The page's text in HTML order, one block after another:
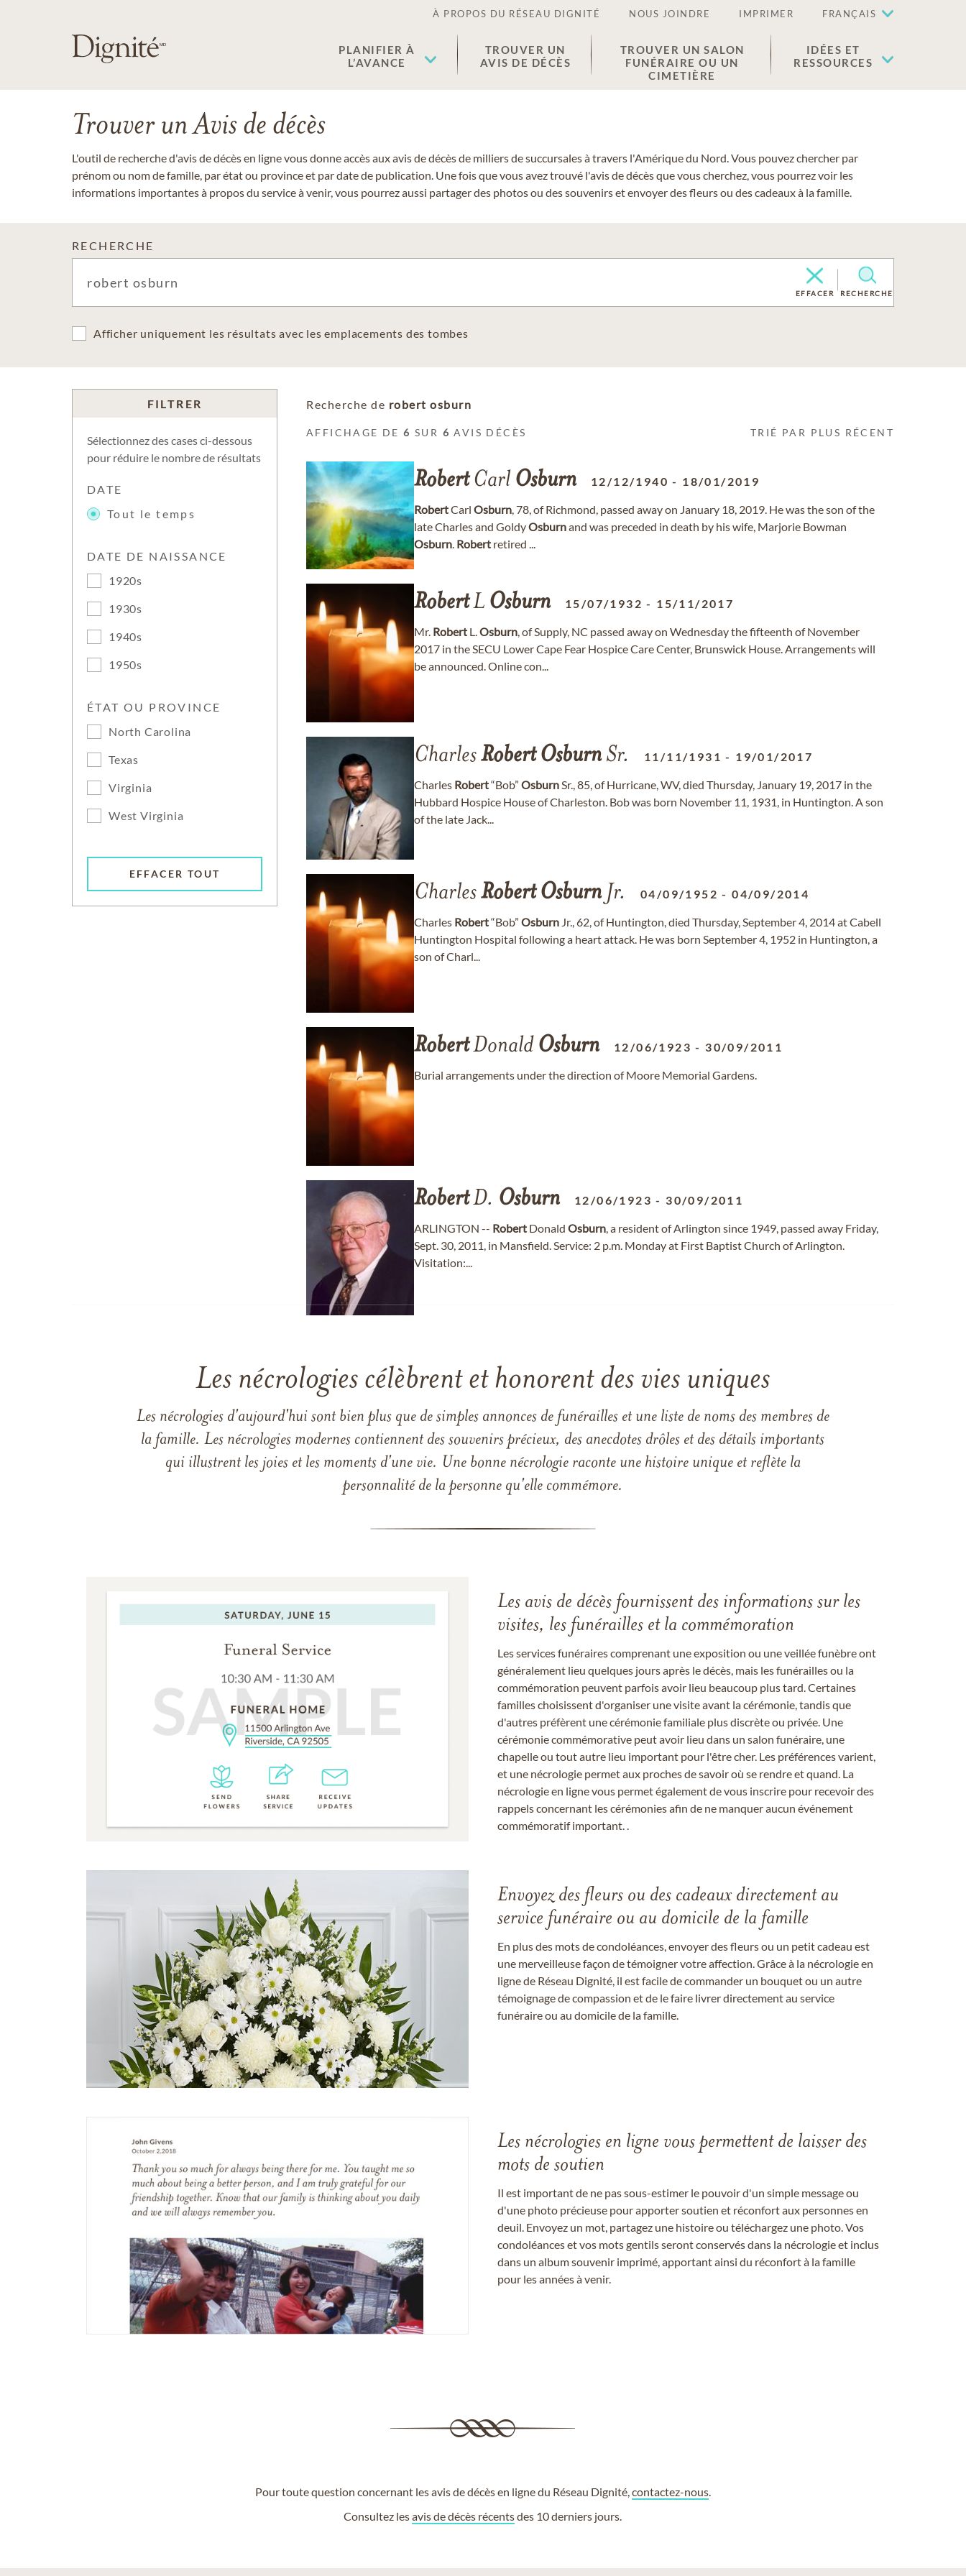
À PROPOS DU RÉSEAU DIGNITÉ NOUS JOINDRE IMPRIMER FRANÇAIS
PLANIFIER À
L’AVANCE
TROUVER UN
AVIS DE DÉCÈS
TROUVER UN SALON
FUNÉRAIRE OU UN
CIMETIÈRE
IDÉES ET
RESSOURCES
Trouver un Avis de décès
L'outil de recherche d'avis de décès en ligne vous donne accès aux avis de décès de milliers de succursales à travers l'Amérique du Nord. Vous pouvez chercher par
prénom ou nom de famille, par état ou province et par date de publication. Une fois que vous avez trouvé l'avis de décès que vous cherchez, vous pourrez voir les
informations importantes à propos du service à venir, vous pourrez aussi partager des photos ou des souvenirs et envoyer des fleurs ou des cadeaux à la famille.
RECHERCHE
EFFACER RECHERCHE
Afficher uniquement les résultats avec les emplacements des tombes
FILTRER
Sélectionnez des cases ci-dessous
pour réduire le nombre de résultats
DATE
Tout le temps
DATE DE NAISSANCE
1920s
1930s
1940s
1950s
ÉTAT OU PROVINCE
North Carolina
Texas
Virginia
West Virginia
EFFACER TOUT
Recherche de robert osburn
AFFICHAGE DE6 SUR 6 AVIS DÉCÈS TRIÉ PAR PLUS RÉCENT
RobertCarl Osburn 12/12/1940 - 18/01/2019
RobertCarl Osburn, 78, of Richmond, passed away on January 18, 2019. He was the son of the
late Charles and GoldyOsburnand was preceded in death by his wife, Marjorie Bowman
Osburn. Robert retired ...
RobertL Osburn 15/07/1932 - 15/11/2017
Mr. Robert L.Osburn, of Supply, NC passed away on Wednesday the fifteenth of November
2017 in the SECU Lower Cape Fear Hospice Care Center, Brunswick House. Arrangements will
be announced. Online con...
CharlesRobert Osburn Sr. 11/11/1931 - 19/01/2017
Charles Robert“Bob” OsburnSr., 85, of Hurricane, WV, died Thursday, January 19, 2017 in the
Hubbard Hospice House of Charleston. Bob was born November 11, 1931, in Huntington. A son
of the late Jack...
CharlesRobert Osburn Jr. 04/09/1952 -04/09/2014
Charles Robert“Bob” Osburn Jr., 62, of Huntington, died Thursday, September 4, 2014 at Cabell
Huntington Hospital following a heart attack. He was born September 4, 1952 in Huntington, a
son of Charl...
RobertDonald Osburn 12/06/1923 - 30/09/2011
Burial arrangements under the direction of Moore Memorial Gardens.
RobertD. Osburn 12/06/1923 - 30/09/2011
ARLINGTON -- Robert Donald Osburn, a resident of Arlington since 1949, passed away Friday,
Sept. 30, 2011, in Mansfield. Service: 2 p.m. Monday at First Baptist Church of Arlington.
Visitation:...
Les nécrologies célèbrent et honorent des vies uniques
Les nécrologies d'aujourd'hui sont bien plus que de simples annonces de funérailles et une liste de noms des membres de
la famille. Les nécrologies modernes contiennent des souvenirs précieux, des anecdotes drôles et des détails importants
qui illustrent les joies et les moments d'une vie. Une bonne nécrologie raconte une histoire unique et reflète la
personnalité de la personne qu'elle commémore.
Les avis de décès fournissent des informations sur les
visites, les funérailles et la commémoration
Les services funéraires comprenant une exposition ou une veillée funèbre ont
généralement lieu quelques jours après le décès, mais les funérailles ou la
commémoration peuvent parfois avoir lieu beaucoup plus tard. Certaines
familles choisissent d'organiser une visite avant la cérémonie, tandis que
d'autres préfèrent une cérémonie familiale plus discrète ou privée. Une
cérémonie commémorative peut avoir lieu dans un salon funéraire, une
chapelle ou tout autre lieu important pour l'être cher. Les préférences varient,
et une nécrologie permet aux proches de savoir où se rendre et quand. La
nécrologie en ligne vous permet également de vous inscrire pour recevoir des
rappels concernant les cérémonies afin de ne manquer aucun événement
commémoratif important. .
Envoyez des fleurs ou des cadeaux directement au
service funéraire ou au domicile de la famille
En plus des mots de condoléances, envoyer des fleurs ou un petit cadeau est
une merveilleuse façon de témoigner votre affection. Grâce à la nécrologie en
ligne de Réseau Dignité, il est facile de commander un bouquet ou un autre
témoignage de compassion et de le faire livrer directement au service
funéraire ou au domicile de la famille.
Les nécrologies en ligne vous permettent de laisser des
mots de soutien
Il est important de ne pas sous-estimer le pouvoir d'un simple message ou
d'une photo précieuse pour apporter soutien et réconfort aux personnes en
deuil. Envoyez un mot, partagez une histoire ou téléchargez une photo. Vos
condoléances et vos mots gentils seront conservés dans la nécrologie et inclus
dans un album souvenir imprimé, apportant ainsi du réconfort à la famille
pour les années à venir.
Pour toute question concernant les avis de décès en ligne du Réseau Dignité,contactez-nous.
Consultez lesavis de décès récentsdes 10 derniers jours.